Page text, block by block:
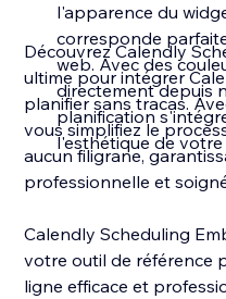
l'apparence du
corresponde
web. Avec des
directement depuis
planification
l'esthétique de votre
Découvrez Calendly
ultime pour intégrer
planifier sans tracas.
vous simplifiez le
aucun filigrane,
professionnelle et
Calendly Scheduling
votre outil de référence
ligne efficace et